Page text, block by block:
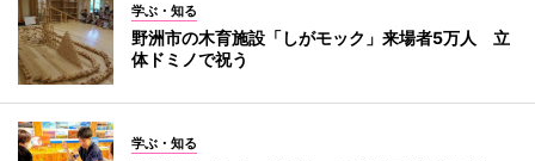
学ぶ・知る
野洲市の木育施設「しがモック」来場者5万人 立
体ドミノで祝う
学ぶ・知る